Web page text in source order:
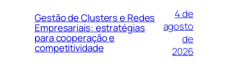
Gestão de Clusters e Redes
Empresariais: estratégias
para cooperação e
competitividade
4 de
agosto
de
2026